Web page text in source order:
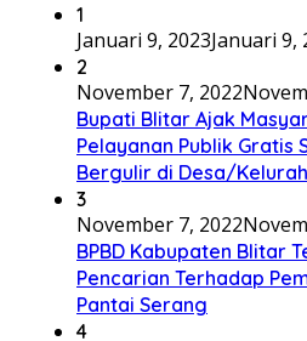
1
Januari 9, 2023Januari 9,
2
November 7, 2022
Bupati Blitar Ajak
Pelayanan Publik Gratis
Bergulir di Desa/
3
November 7, 2022
BPBD Kabupaten Blitar
Pencarian Terhadap
Pantai Serang
4